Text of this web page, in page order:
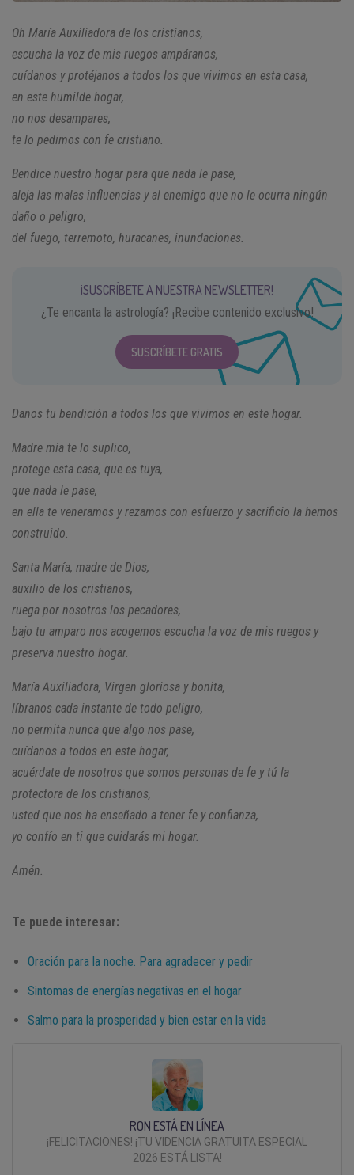
Oh María Auxiliadora de los cristianos,
escucha la voz de mis ruegos ampáranos,
cuídanos y protéjanos a todos los que vivimos en esta casa,
en este humilde hogar,
no nos desampares,
te lo pedimos con fe cristiano.
Bendice nuestro hogar para que nada le pase,
aleja las malas influencias y al enemigo que no le ocurra ningún
daño o peligro,
del fuego, terremoto, huracanes, inundaciones.
¡SUSCRÍBETE A NUESTRA NEWSLETTER!
¿Te encanta la astrología? ¡Recibe contenido exclusivo!
SUSCRÍBETE GRATIS
Danos tu bendición a todos los que vivimos en este hogar.
Madre mía te lo suplico,
protege esta casa, que es tuya,
que nada le pase,
en ella te veneramos y rezamos con esfuerzo y sacrificio la hemos
construido.
Santa María, madre de Dios,
auxilio de los cristianos,
ruega por nosotros los pecadores,
bajo tu amparo nos acogemos escucha la voz de mis ruegos y
preserva nuestro hogar.
María Auxiliadora, Virgen gloriosa y bonita,
líbranos cada instante de todo peligro,
no permita nunca que algo nos pase,
cuídanos a todos en este hogar,
acuérdate de nosotros que somos personas de fe y tú la
protectora de los cristianos,
usted que nos ha enseñado a tener fe y confianza,
yo confío en ti que cuidarás mi hogar.
Amén.
Te puede interesar:
Oración para la noche. Para agradecer y pedir
Sintomas de energías negativas en el hogar
Salmo para la prosperidad y bien estar en la vida
RON ESTÁ EN LÍNEA
¡FELICITACIONES! ¡TU VIDENCIA GRATUITA ESPECIAL
2026 ESTÁ LISTA!